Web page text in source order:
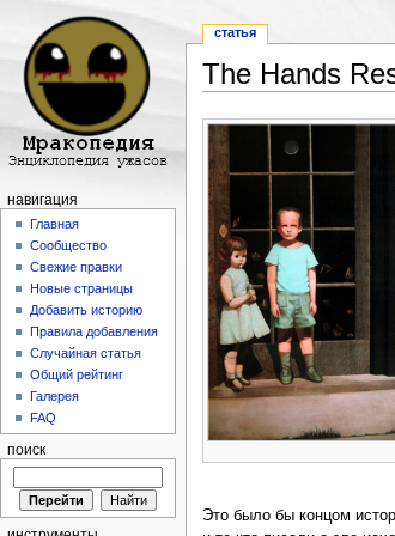
The Hands
Это было бы концом
статья
навигация
Главная
Сообщество
Свежие правки
Новые страницы
Добавить историю
Правила добавления
Случайная статья
Общий рейтинг
Галерея
FAQ
поиск